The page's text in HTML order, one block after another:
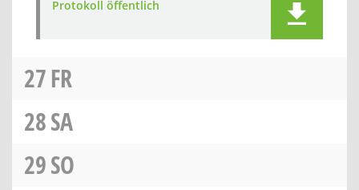
Protokoll öffentlich
27FR
28SA
29SO